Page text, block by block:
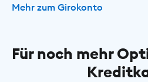
Mehr zum Girokonto
Für noch mehr